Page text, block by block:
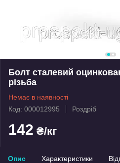
Болт сталевий
різьба
Немає в наявності
Код: 000012995
Роздріб
142 ₴/кг
Опис Характеристики